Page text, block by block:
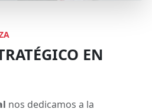
EN
nos dedicamos a la